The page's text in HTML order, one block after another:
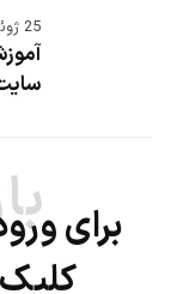
25 ژوئن 2023
برای